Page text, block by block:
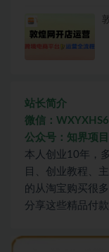
站长简介
微信：
公众号：知界项目
本人创业10年，
目、创业教程、
的从淘宝购买很
分享这些精品付款